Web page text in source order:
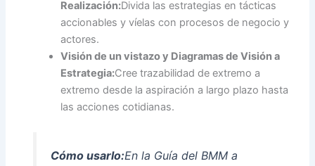
Realización:Divida las estrategias en tácticas
accionables y víelas con procesos de negocio y
actores.
Visión de un vistazo y Diagramas de Visión a
Estrategia:Cree trazabilidad de extremo a
extremo desde la aspiración a largo plazo hasta
las acciones cotidianas.
Cómo usarlo:En la Guía del BMM a